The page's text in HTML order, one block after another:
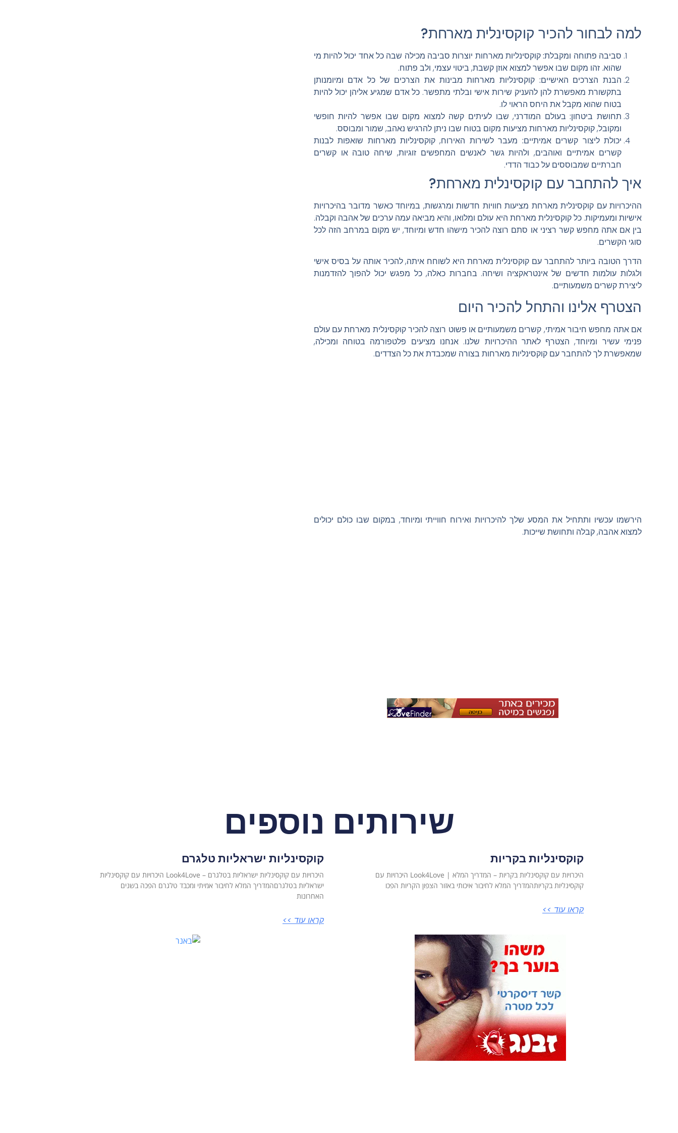
למה לבחור להכיר קוקסינלית מארחת?
סביבה פתוחה ומקבלת:קוקסינליות מארחות יוצרות סביבה מכילה שבה כל אחד יכול להיות מי
שהוא. זהו מקום שבו אפשר למצוא אוזן קשבת, ביטוי עצמי, ולב פתוח.
הבנת הצרכים האישיים: קוקסינליות מארחות מבינות את הצרכים של כל אדם ומיומנותן
בתקשורת מאפשרת להן להעניק שירות אישי ובלתי מתפשר. כל אדם שמגיע אליהן יכול להיות
בטוח שהוא מקבל את היחס הראוי לו.
תחושת ביטחון:בעולם המודרני, שבו לעיתים קשה למצוא מקום שבו אפשר להיות חופשי
ומקובל, קוקסינליות מארחות מציעות מקום בטוח שבו ניתן להרגיש נאהב, שמור ומבוסס.
יכולת ליצור קשרים אמיתיים: מעבר לשירות האירוח, קוקסינליות מארחות שואפות לבנות
קשרים אמיתיים ואוהבים, ולהיות גשר לאנשים המחפשים זוגיות, שיחה טובה או קשרים
חברתיים שמבוססים על כבוד הדדי.
איך להתחבר עם קוקסינלית מארחת?
ההיכרויות עם קוקסינלית מארחת מציעות חוויות חדשות ומרגשות, במיוחד כאשר מדובר בהיכרויות
אישיות ומעמיקות. כל קוקסינלית מארחת היא עולם ומלואו, והיא מביאה עמה ערכים של אהבה וקבלה.
בין אם אתה מחפש קשר רציני או סתם רוצה להכיר מישהו חדש ומיוחד, יש מקום במרחב הזה לכל
סוגי הקשרים.
הדרך הטובה ביותר להתחבר עם קוקסינלית מארחת היא לשוחח איתה, להכיר אותה על בסיס אישי
ולגלות עולמות חדשים של אינטראקציה ושיחה. בחברות כאלה, כל מפגש יכול להפוך להזדמנות
ליצירת קשרים משמעותיים.
הצטרף אלינו והתחל להכיר היום
אם אתה מחפש חיבור אמיתי, קשרים משמעותיים או פשוט רוצה להכיר קוקסינלית מארחת עם עולם
פנימי עשיר ומיוחד, הצטרף לאתר ההיכרויות שלנו. אנחנו מציעים פלטפורמה בטוחה ומכילה,
שמאפשרת לך להתחבר עם קוקסינליות מארחות בצורה שמכבדת את כל הצדדים.
הירשמו עכשיו ותתחיל את המסע שלך להיכרויות ואירוח חווייתי ומיוחד, במקום שבו כולם יכולים
למצוא אהבה, קבלה ותחושת שייכות.
שירותים נוספים
קוקסינליות בקריות
היכרויות עם קוקסינליות בקריות – המדריך המלא | Look4Love היכרויות עם
קוקסינליות בקריותהמדריך המלא לחיבור איכותי באזור הצפון הקריות הפכו
קראו עוד >>
קוקסינליות ישראליות טלגרם
היכרויות עם קוקסינליות ישראליות בטלגרם – Look4Love היכרויות עם קוקסינליות
ישראליות בטלגרםהמדריך המלא לחיבור אמיתי ומכבד טלגרם הפכה בשנים
האחרונות
קראו עוד >>